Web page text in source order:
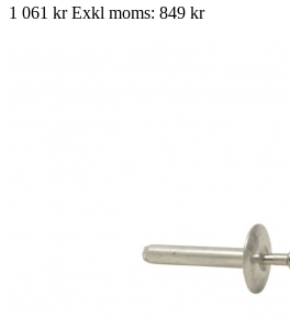
1 061 krExkl moms: 849 kr